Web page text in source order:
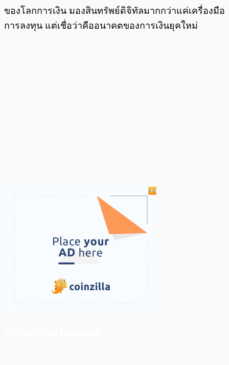
ของโลกการเงิน มองสินทรัพย์ดิจิทัลมากกว่าแค่เครื่องมือ
การลงทุน แต่เชื่อว่าคืออนาคตของการเงินยุคใหม่